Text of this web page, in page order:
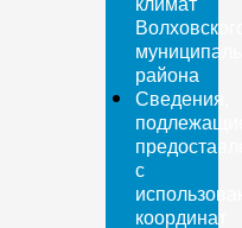
района
Сведения,
с
координат